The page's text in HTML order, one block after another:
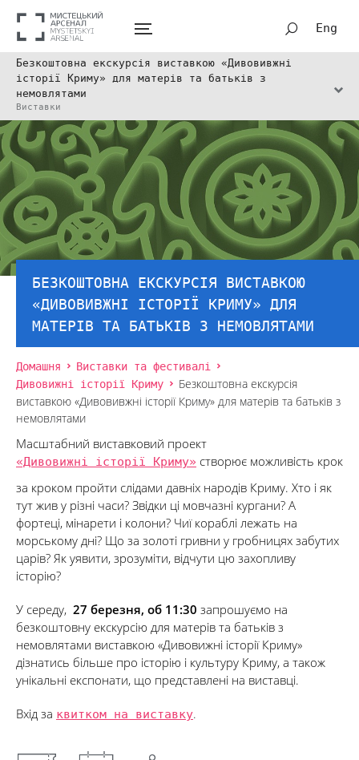
Eng
Безкоштовна екскурсія виставкою «Дивовивжні
історії Криму» для матерів та батьків з
немовлятами
Виставки
БЕЗКОШТОВНА ЕКСКУРСІЯ ВИСТАВКОЮ
«ДИВОВИВЖНІ ІСТОРІЇ КРИМУ» ДЛЯ
МАТЕРІВ ТА БАТЬКІВ З НЕМОВЛЯТАМИ
Домашня
Виставки та фестивалі
Дивовижні історії Криму
Безкоштовна екскурсія
виставкою «Дивовивжні історії Криму» для матерів та батьків з
немовлятами
Масштабний виставковий проект
«Дивовижні історії Криму» створює можливість крок
за кроком пройти слідами давніх народів Криму. Хто і як
тут жив у різні часи? Звідки ці мовчазні кургани? А
фортеці, мінарети і колони? Чиї кораблі лежать на
морському дні? Що за золоті гривни у гробницях забутих
царів? Як уявити, зрозуміти, відчути цю захопливу
історію?
У середу, 27 березня, об 11:30 запрошуємо на
безкоштовну екскурсію для матерів та батьків з
немовлятами виставкою «Дивовижні історії Криму»
дізнатись більше про історію і культуру Криму, а також
унікальні експонати, що представлені на виставці.
Вхід за квитком на виставку.